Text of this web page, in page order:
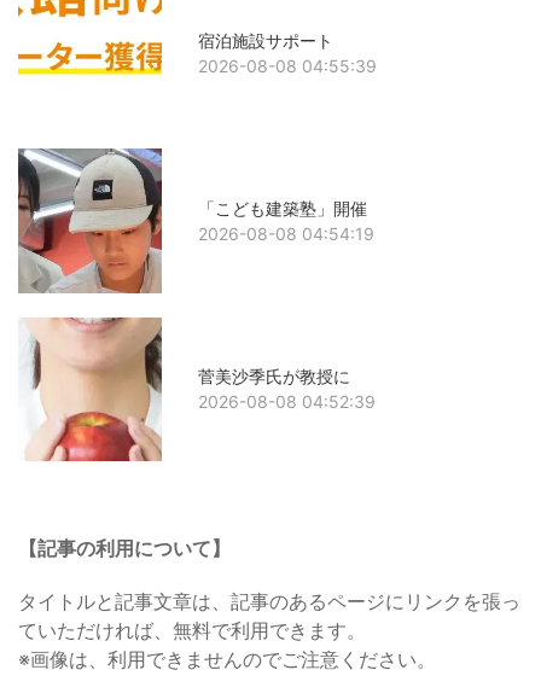
宿泊施設サポート
2026-08-08 04:55:39
「こども建築塾」開催
2026-08-08 04:54:19
菅美沙季氏が教授に
2026-08-08 04:52:39
【記事の利用について】
タイトルと記事文章は、記事のあるページにリンクを張っ
ていただければ、無料で利用できます。
※画像は、利用できませんのでご注意ください。